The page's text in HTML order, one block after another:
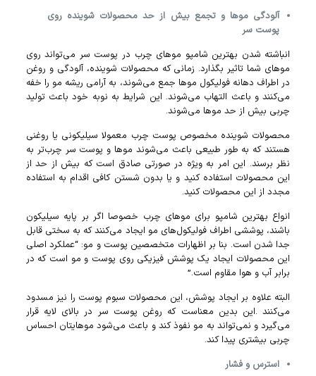
آلودگی مو‌ها و تجمع بیش از حد محصولات شوینده روی
پوست سر
انباشته شدن بهترین شامپو موهای چرب در پوست سر می‌تواند روی
مو‌های شما تاثیر بگذارد. زمانی که محصولات شوینده، آلودگی و روغن
در اطراف دهانه فولیکول مو‌ها جمع می‌شوند، به آرامی ریشه مو را خفه
می‌کنند و باعث التهاب می‌شوند. این شرایط به نوبه خود باعث تولید
چربی بیش از حد مو‌ها می‌شوند.
محصولات شوینده مخصوص پوست چرب معمولا سیلیکونی یا روغنی
هستند که به طور طبیعی باعث می‌شوند مو‌ها و پوست سر چرب‌تر به
نظر برسند. این امر به ویژه در صورتی صادق است که بیش از حد از
این محصولات استفاده کنید و یا بدون شستن کافی اقدام به استفاده
مجدد از این محصولات کنید.
انواع بهترین شامپو برای موهای چرب خصوصا اگر بر پایه سیلیکون
باشند، پوششی اطراف فولیکول‌های مو ایجاد می‌کنند که به سختی قابل
جدا شدن است. بنا بر اظهارات متخصصین پوست و مو: “عملکرد اصلی
این محصولات ایجاد یک پوشش فیزیکی روی پوست و مو است که در
برابر آب و هوا مقاوم است.”
البته علاوه بر ایجاد پوشش، این محصولات سبوم پوست را نیز مسدود
می‌کنند .این بدین معناست که روغن پوست سر در بالای لایه قرار
می‌گیرد و نمی‌تواند به مو نفوذ کند و باعث می‌شود مو‌هایتان احساس
چربی بیشتری پیدا کند.
استرس و فشار